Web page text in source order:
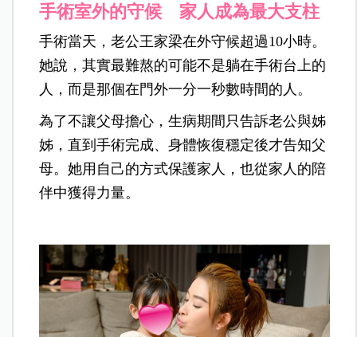
手術室外的守候 家人成為最大支柱
手術當天，老公王家梁在外守候超過10小時。
她說，其實最難熬的可能不是躺在手術台上的
人，而是那個在門外一分一秒數時間的人。
為了不讓父母擔心，生病期間只告訴老公與姊
姊，直到手術完成、身體恢復穩定後才告知父
母。她用自己的方式保護家人，也從家人的陪
伴中獲得力量。